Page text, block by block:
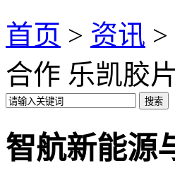
首页 > 资讯 >
合作 乐凯胶
智航新能源